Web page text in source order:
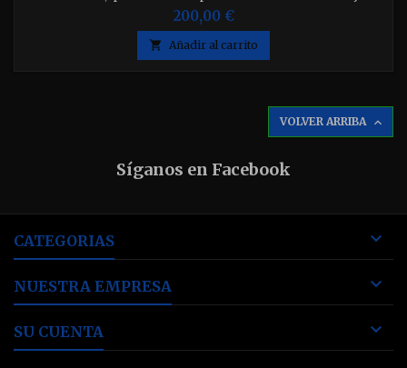
regulable Calibración Manual 2 puntos Sonda pH (MA911B2)
incluida.
200,00 €
 Añadir al carrito
VOLVER ARRIBA 
Síganos en Facebook
CATEGORIAS 
NUESTRA EMPRESA 
SU CUENTA 